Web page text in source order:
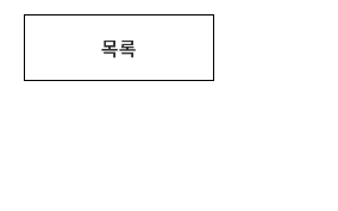
목록